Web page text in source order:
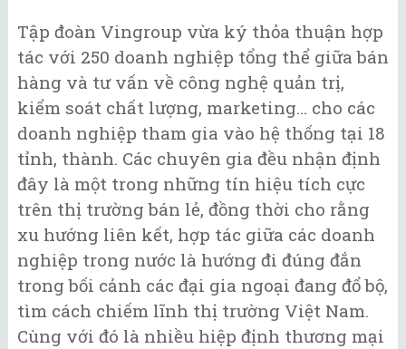
Tập đoàn Vingroup vừa ký thỏa thuận hợp
tác với 250 doanh nghiệp tổng thể giữa bán
hàng và tư vấn về công nghệ quản trị,
kiểm soát chất lượng, marketing... cho các
doanh nghiệp tham gia vào hệ thống tại 18
tỉnh, thành. Các chuyên gia đều nhận định
đây là một trong những tín hiệu tích cực
trên thị trường bán lẻ, đồng thời cho rằng
xu hướng liên kết, hợp tác giữa các doanh
nghiệp trong nước là hướng đi đúng đắn
trong bối cảnh các đại gia ngoại đang đổ bộ,
tìm cách chiếm lĩnh thị trường Việt Nam.
Cùng với đó là nhiều hiệp định thương mại